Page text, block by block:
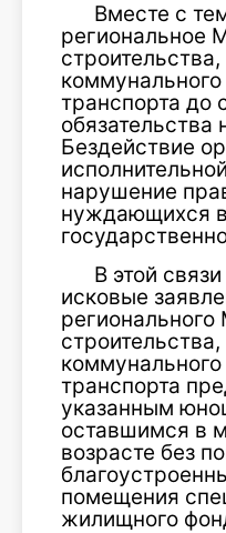
Вместе с
региональное
транспорта до
обязательства
Бездействие
нарушение
нуждающихся
В этой
исковые
транспорта
указанным
оставшимся в
возрасте без
помещения
жилищного